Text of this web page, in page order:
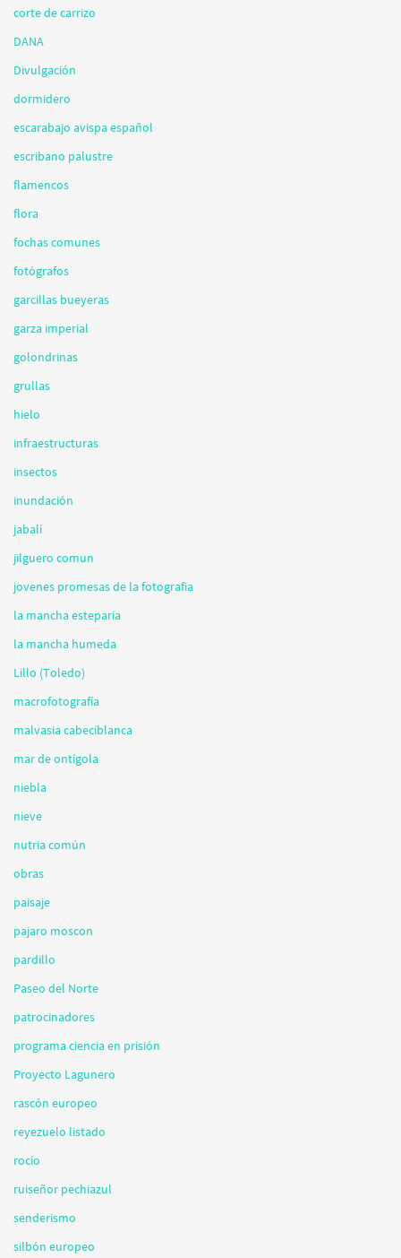
corte de carrizo
DANA
Divulgación
dormidero
escarabajo avispa español
escribano palustre
flamencos
flora
fochas comunes
fotógrafos
garcillas bueyeras
garza imperial
golondrinas
grullas
hielo
infraestructuras
insectos
inundación
jabalí
jilguero comun
jovenes promesas de la fotografia
la mancha esteparia
la mancha humeda
Lillo (Toledo)
macrofotografía
malvasia cabeciblanca
mar de ontígola
niebla
nieve
nutria común
obras
paisaje
pajaro moscon
pardillo
Paseo del Norte
patrocinadores
programa ciencia en prisión
Proyecto Lagunero
rascón europeo
reyezuelo listado
rocío
ruiseñor pechiazul
senderismo
silbón europeo